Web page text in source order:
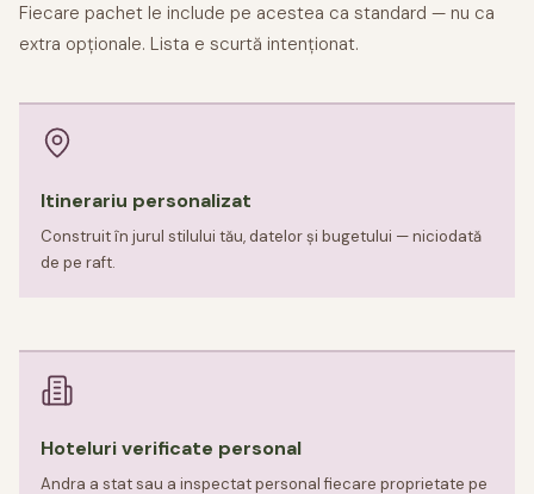
Fiecare pachet le include pe acestea ca standard — nu ca
extra opționale. Lista e scurtă intenționat.
Itinerariu personalizat
Construit în jurul stilului tău, datelor și bugetului — niciodată
de pe raft.
Hoteluri verificate personal
Andra a stat sau a inspectat personal fiecare proprietate pe